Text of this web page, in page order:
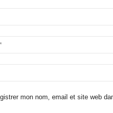
mon nom, email et site web